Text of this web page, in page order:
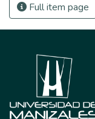
Full item page